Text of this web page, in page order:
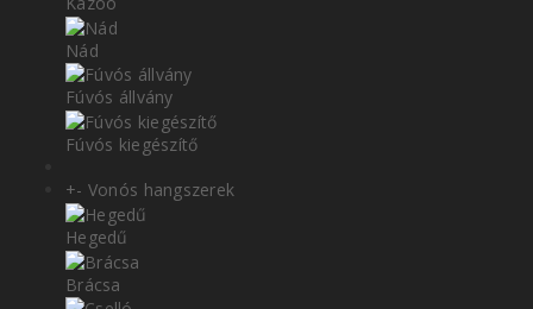
Nád
Fúvós állvány
Fúvós kiegészítő
+- Vonós hangszerek
Hegedű
Brácsa